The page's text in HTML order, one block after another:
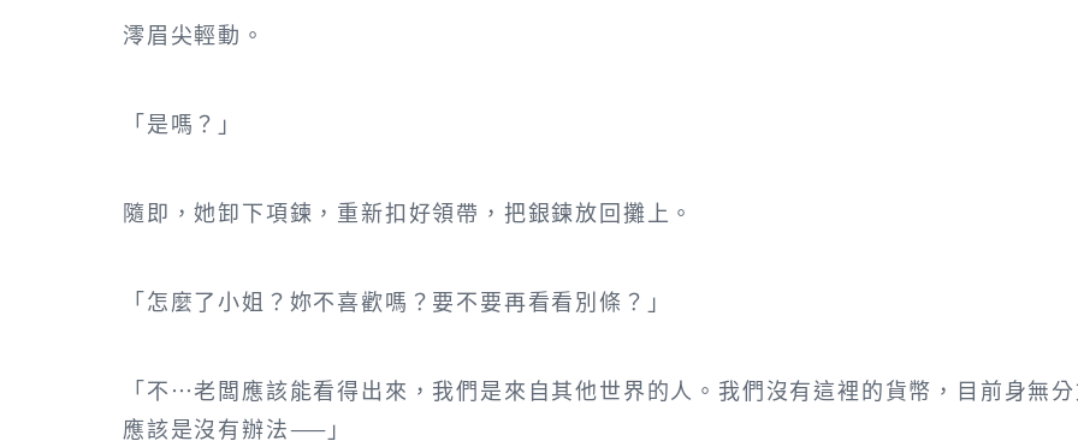
澪眉尖輕動。
「是嗎？」
隨即，她卸下項鍊，重新扣好領帶，把銀鍊放回攤上。
「怎麼了小姐？妳不喜歡嗎？要不要再看看別條？」
「不…老闆應該能看得出來，我們是來自其他世界的人。我們沒有這裡的貨幣，目前身無
應該是沒有辦法——」